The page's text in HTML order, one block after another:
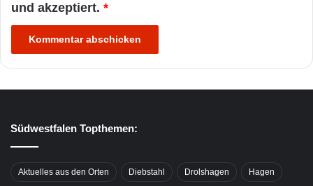
und akzeptiert. *
Südwestfalen Topthemen:
Aktuelles aus den Orten Diebstahl Drolshagen Hagen